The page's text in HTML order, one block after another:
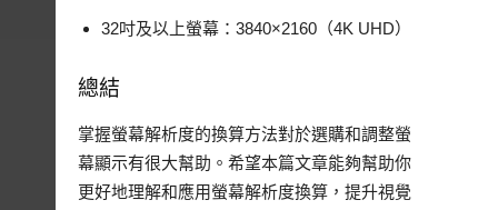
32吋及以上螢幕：3840×2160（4K UHD）
總結
掌握螢幕解析度的換算方法對於選購和調整螢
幕顯示有很大幫助。希望本篇文章能夠幫助你
更好地理解和應用螢幕解析度換算，提升視覺